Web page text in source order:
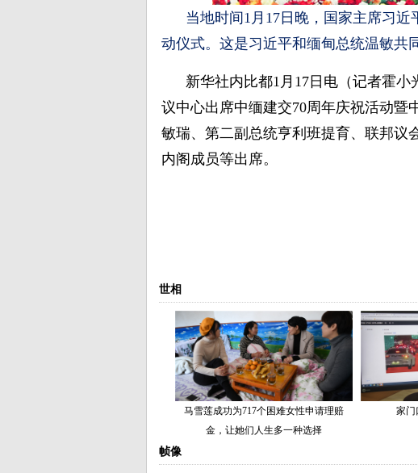
当地时间1月17日晚，国家主席习
动仪式。这是习近平和缅甸总统温敏共
新华社内比都1月17日电（记者霍
议中心出席中缅建交70周年庆祝活动
敏瑞、第二副总统亨利班提育、联邦议
内阁成员等出席。